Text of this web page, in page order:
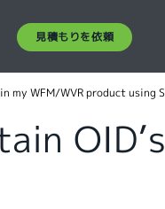
見積もりを依頼
my WFM/WVR product using